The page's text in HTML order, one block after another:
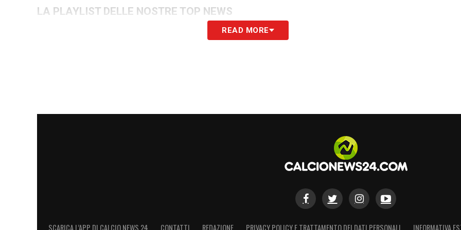
LA PLAYLIST DELLE NOSTRE TOP NEWS
READ MORE
SCARICA L’APP DI CALCIO NEWS 24 CONTATTI REDAZIONE PRIVACY POLICY E TRATTAMENTO DEI DATI PERSONALI INFORMATIVA